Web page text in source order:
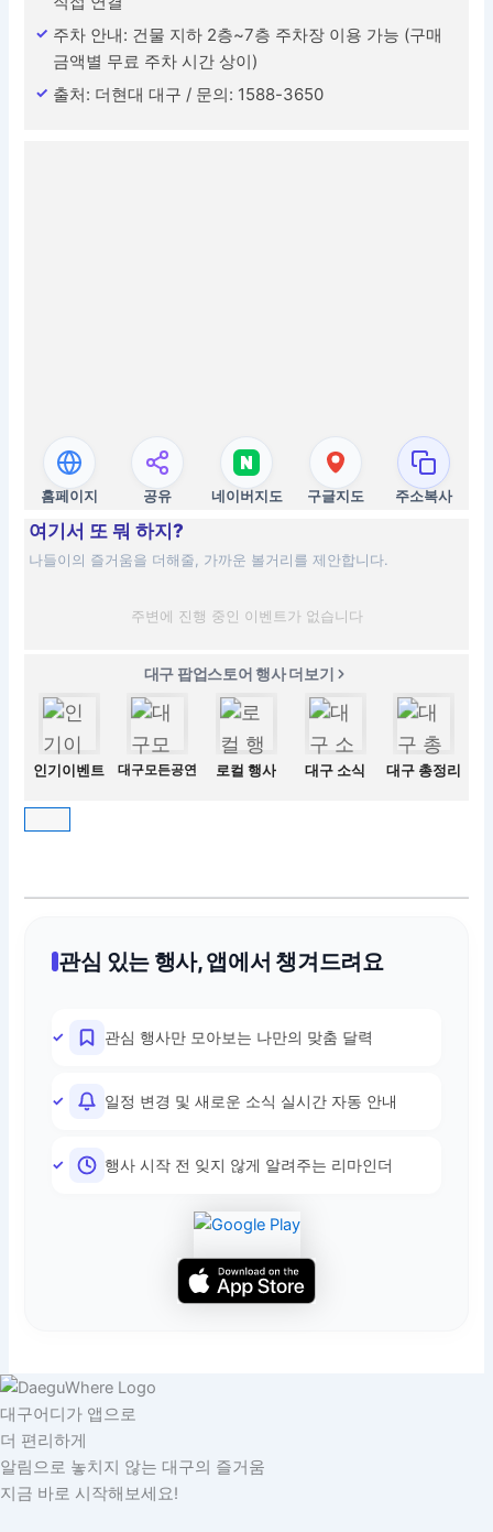
주차 안내: 건물 지하 2층~7층 주차장 이용 가능 (구매
금액별 무료 주차 시간 상이)
출처: 더현대 대구 / 문의: 1588-3650
홈페이지 공유 네이버지도 구글지도 주소복사
여기서 또 뭐 하지?
나들이의 즐거움을 더해줄, 가까운 볼거리를 제안합니다.
주변에 진행 중인 이벤트가 없습니다
대구 팝업스토어 행사 더보기
인기이벤트 대구모든공연 로컬 행사 대구 소식 대구 총정리
관심 있는 행사, 앱에서 챙겨드려요
관심 행사만 모아보는 나만의 맞춤 달력
일정 변경 및 새로운 소식 실시간 자동 안내
행사 시작 전 잊지 않게 알려주는 리마인더
대구어디가 앱으로
더 편리하게
알림으로 놓치지 않는 대구의 즐거움
지금 바로 시작해보세요!